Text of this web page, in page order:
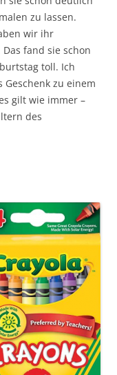
zu lassen.
wir ihr
fand sie schon
toll. Ich
zu einem
gilt wie immer –
des